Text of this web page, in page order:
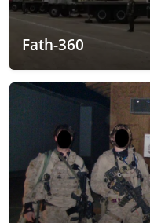
Fath-360